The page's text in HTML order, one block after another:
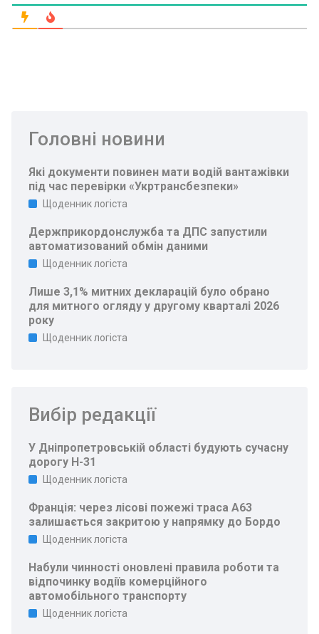
Головні новини
Які документи повинен мати водій вантажівки
під час перевірки «Укртрансбезпеки»
Щоденник логіста
Держприкордонслужба та ДПС запустили
автоматизований обмін даними
Щоденник логіста
Лише 3,1% митних декларацій було обрано
для митного огляду у другому кварталі 2026
року
Щоденник логіста
Вибір редакції
У Дніпропетровській області будують сучасну
дорогу Н-31
Щоденник логіста
Франція: через лісові пожежі траса A63
залишається закритою у напрямку до Бордо
Щоденник логіста
Набули чинності оновлені правила роботи та
відпочинку водіїв комерційного
автомобільного транспорту
Щоденник логіста